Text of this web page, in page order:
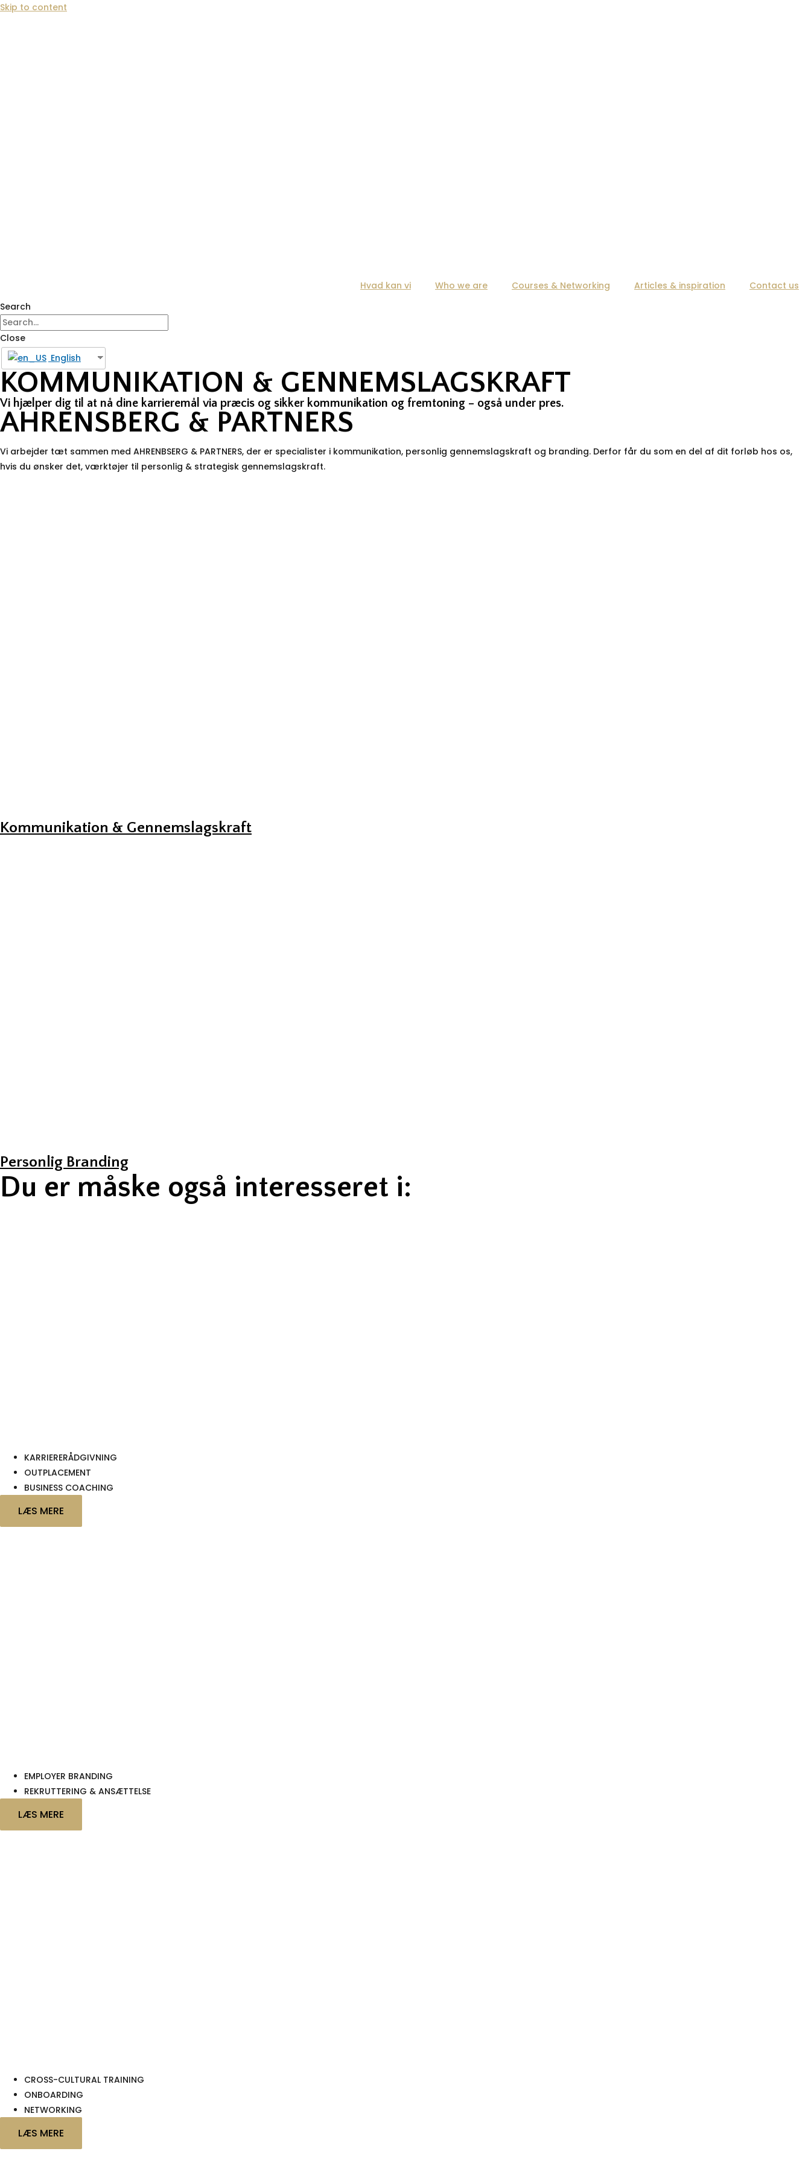
Skip to content
Hvad kan vi Who we are Courses & Networking Articles & inspiration
Contact us
Search
Close
English
KOMMUNIKATION & GENNEMSLAGSKRAFT
Vi hjælper dig til at nå dine karrieremål via præcis og sikker kommunikation og fremtoning – også under pres.
AHRENSBERG & PARTNERS
Vi arbejder tæt sammen med AHRENBSERG & PARTNERS, der er specialister i kommunikation, personlig gennemslagskraft og branding. Derfor får du som en del af dit forløb hos os,
hvis du ønsker det, værktøjer til personlig & strategisk gennemslagskraft.
Kommunikation & Gennemslagskraft
Personlig Branding
Du er måske også interesseret i:
KARRIERERÅDGIVNING
OUTPLACEMENT
BUSINESS COACHING
LÆS MERE
EMPLOYER BRANDING
REKRUTTERING & ANSÆTTELSE
LÆS MERE
CROSS-CULTURAL TRAINING
ONBOARDING
NETWORKING
LÆS MERE